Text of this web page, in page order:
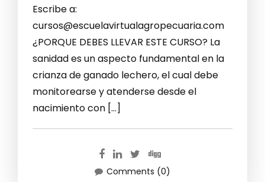
Escribe a:
cursos@escuelavirtualagropecuaria.com
¿PORQUE DEBES LLEVAR ESTE CURSO? La
sanidad es un aspecto fundamental en la
crianza de ganado lechero, el cual debe
monitorearse y atenderse desde el
nacimiento con […]
Comments (0)